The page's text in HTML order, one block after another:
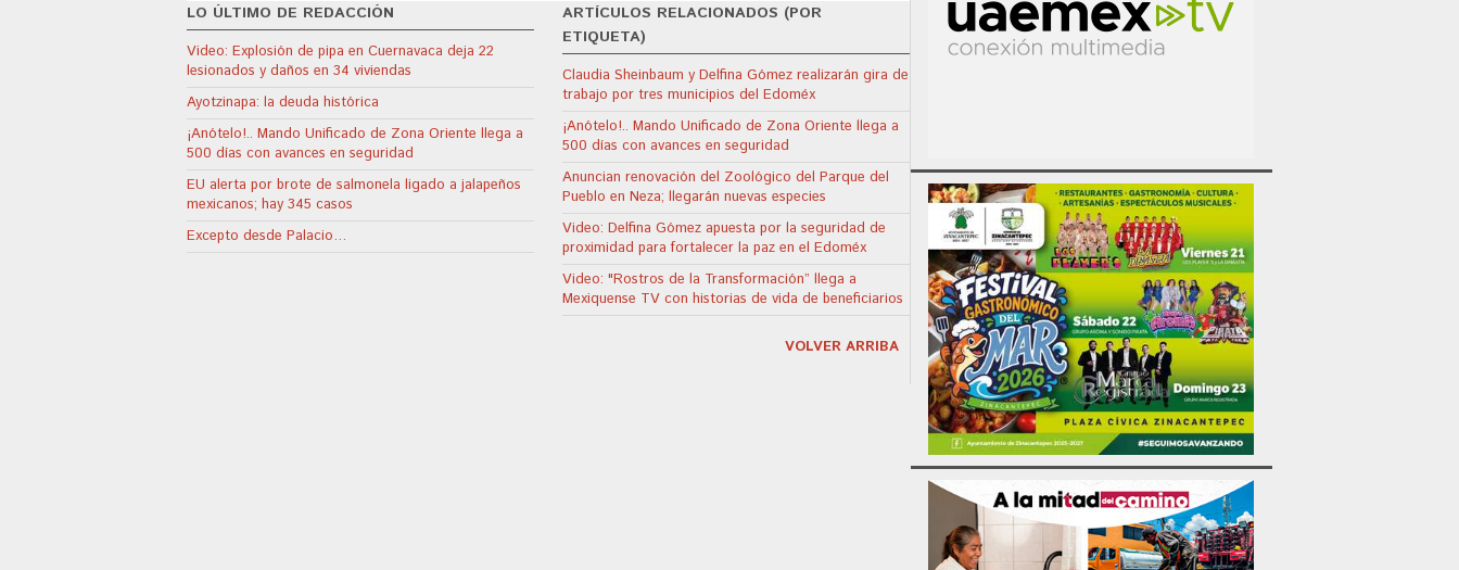
LO ÚLTIMO DE REDACCIÓN
Video: Explosión de pipa en Cuernavaca deja 22
lesionados y daños en 34 viviendas
Ayotzinapa: la deuda histórica
¡Anótelo!.. Mando Unificado de Zona Oriente llega a
500 días con avances en seguridad
EU alerta por brote de salmonela ligado a jalapeños
mexicanos; hay 345 casos
Excepto desde Palacio…
ARTÍCULOS RELACIONADOS (POR
ETIQUETA)
Claudia Sheinbaum y Delfina Gómez realizarán gira de
trabajo por tres municipios del Edoméx
¡Anótelo!.. Mando Unificado de Zona Oriente llega a
500 días con avances en seguridad
Anuncian renovación del Zoológico del Parque del
Pueblo en Neza; llegarán nuevas especies
Video: Delfina Gómez apuesta por la seguridad de
proximidad para fortalecer la paz en el Edoméx
Video: "Rostros de la Transformación” llega a
Mexiquense TV con historias de vida de beneficiarios
VOLVER ARRIBA